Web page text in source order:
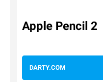
Apple Pencil 2
DARTY.COM